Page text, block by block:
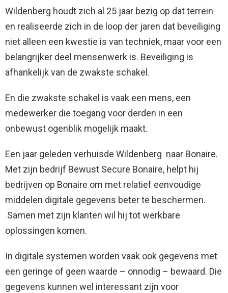
Wildenberg houdt zich al 25 jaar bezig op dat terrein
en realiseerde zich in de loop der jaren dat beveiliging
niet alleen een kwestie is van techniek, maar voor een
belangrijker deel mensenwerk is. Beveiliging is
afhankelijk van de zwakste schakel.
En die zwakste schakel is vaak een mens, een
medewerker die toegang voor derden in een
onbewust ogenblik mogelijk maakt.
Een jaar geleden verhuisde Wildenberg naar Bonaire.
Met zijn bedrijf Bewust Secure Bonaire, helpt hij
bedrijven op Bonaire om met relatief eenvoudige
middelen digitale gegevens beter te beschermen.
Samen met zijn klanten wil hij tot werkbare
oplossingen komen.
In digitale systemen worden vaak ook gegevens met
een geringe of geen waarde – onnodig – bewaard. Die
gegevens kunnen wel interessant zijn voor